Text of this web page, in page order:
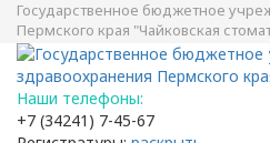
Государственное бюджетное
Пермского края "Чайковская
Наши телефоны:
+7 (34241) 7-45-67